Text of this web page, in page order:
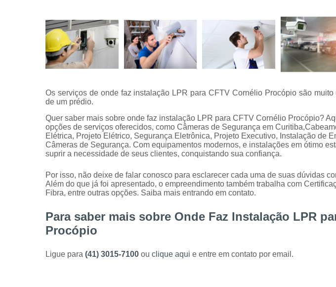
técnicos
Instalação
Alarme
Manutenção de
Instalação
Os serviços de onde faz instalação LPR para CFTV Cornélio Procópio são
de um prédio.
Quer saber mais sobre onde faz instalação LPR para CFTV Cornélio Procópio?
opções de serviços oferecidos, como Câmeras de Segurança em
Elétrica, Projeto Elétrico, Segurança Eletrônica, Projeto Executivo, Instalação de
Câmeras de Segurança. Com equipamentos modernos, e instalações em ótimo
suprir a necessidade de seus clientes, conquistando sua confiança.
Por isso, não deixe de falar conosco para esclarecer cada uma de suas dúvidas
Além do que já foi apresentado, o empreendimento também trabalha com
Fibra, entre outras opções. Saiba mais entrando em contato.
Para saber mais sobre Onde Faz Instalação LPR
Procópio
Ligue para (41) 3015-7100 ou clique aqui e entre em contato por email.